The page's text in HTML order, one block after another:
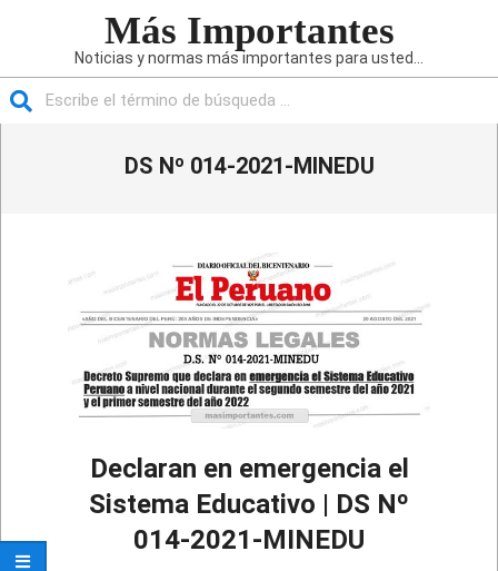
Más Importantes
Noticias y normas más importantes para usted...
DS Nº 014-2021-MINEDU
Declaran en emergencia el
Sistema Educativo | DS Nº
014-2021-MINEDU